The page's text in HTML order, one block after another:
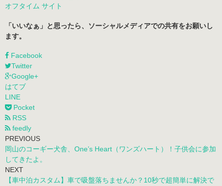
オフタイム サイト
「いいなぁ」と思ったら、ソーシャルメディアでの共有をお願いし
ます。
Facebook
Twitter
Google+
はてブ
LINE
Pocket
RSS
feedly
PREVIOUS
岡山のコーギー犬舎、One’s Heart（ワンズハート）！子供会に参加
してきたよ。
NEXT
【車中泊カスタム】車で吸盤落ちませんか？10秒で超簡単に解決で